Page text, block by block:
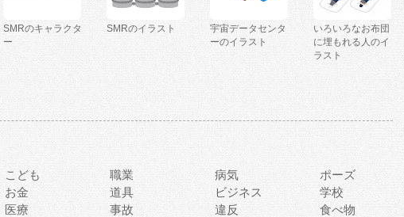
SMRのキャラクタ
ー
SMRのイラスト
宇宙データセンタ
ーのイラスト
いろいろなお布団
に埋もれる人のイ
ラスト
こども 職業 病気
ポーズ
お金 道具 ビジネス
学校
医療 事故 違反
食べ物